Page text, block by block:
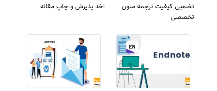
تضمین کیفیت ترجمه متون
تخصصی
اخذ پذیرش و چاپ مقاله